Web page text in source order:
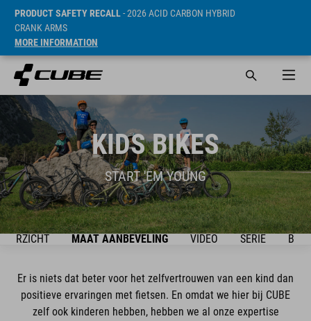
PRODUCT SAFETY RECALL- 2026 ACID CARBON HYBRID
CRANK ARMS
MORE INFORMATION
KIDS BIKES
START 'EM YOUNG
MAAT AANBEVELING VIDEO SERIE
Er is niets dat beter voor het zelfvertrouwen van een kind dan
positieve ervaringen met fietsen. En omdat we hier bij CUBE
zelf ook kinderen hebben, hebben we al onze expertise